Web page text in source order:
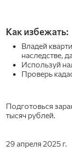
Как избежать:
Владей
наследстве,
Используй
Проверь
Подготовься
тысяч рублей.
29 апреля 2025 г.